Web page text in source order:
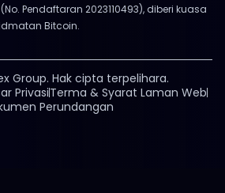
Pendaftaran 2023110493), diberi kuasa
Bitcoin.
Group. Hak cipta terpelihara.
PrivasiTerma & Syarat Laman Web
Perundangan